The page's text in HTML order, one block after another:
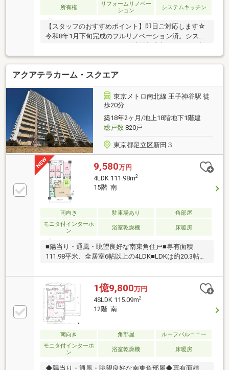
所有権
リフォームリノベー
ション
システムキッチン
【スタッフのおすすめポイント】即日ご対応します☆
令和8年1月下旬完成のフルリノベーション済。システ
調し、フローリング・クロスも全面貼替で即入居可能
☆給水・給湯管（専有部分）まで新規交換済。見えな
い部分まで一新しているため、入居後の設備トラブル
の不安が少なく安心☆隅田川を望む南東向きで陽当り
良好。バルコニー10.68㎡からの開放的な眺望☆京浜東
北線・南北線「王子」駅、都電荒川線「王子駅前」駅
の3路線2駅が利用可能。バス停「豊島4丁目」も停歩3
分
アクアテラカーム・スクエア
東京メトロ南北線 王子神谷駅 徒
歩20分
築18年2ヶ月/地上18階地下1階建
総戸数820戸
東京都足立区新田３
9,580万円
4LDK 111.98m2
15階 南
南向き 駐車場あり
角部屋
モニタ付インターホ
ン
浴室乾燥機 床暖房
■陽当り・通風・眺望良好な南東角住戸■専有面積
111.98平米、全居室6帖以上の4LDK■LDKは約20.3帖、
燥機搭載の対面式カウンターキッチン■オートバス、
浴室乾燥機搭載の浴室はバルコニーに面する窓付き■
各和洋室、廊下、玄関アルコーブのトランクルームな
ど収納豊富■南向きのバルコニーはスロップシンク付
き■ペット相談可(細則有り)■コンシェルジュサービス
やキッズルーム、シャトルバスなど共用施設充実(一部
有償)■周辺環境・ベルク足立新田店 約510m・足立区
新田学園第一校舎 約290m・足立区新田学園第二校
舎 約520m
1億9,800万円
4SLDK 115.09m2
12階 南
南向き 角部屋
ルーフバルコニー
モニタ付インターホ
ン
浴室乾燥機 床暖房
◆陽当り・通風・眺望良好な南東角部屋◆専有面積